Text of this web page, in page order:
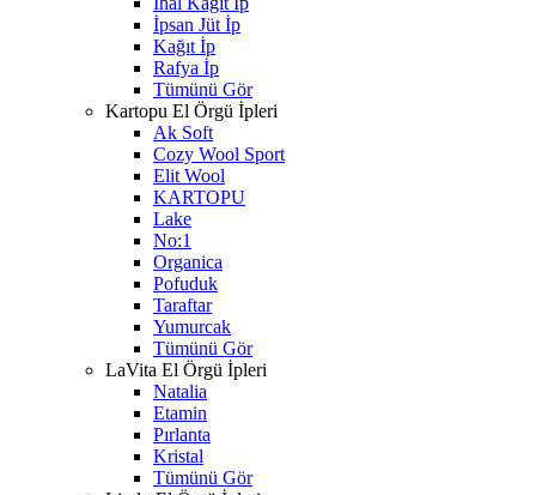
İpsan Jüt İp
Kağıt İp
Rafya İp
Tümünü Gör
Kartopu El Örgü İpleri
Ak Soft
Cozy Wool Sport
Elit Wool
KARTOPU
Lake
No:1
Organica
Pofuduk
Taraftar
Yumurcak
Tümünü Gör
LaVita El Örgü İpleri
Natalia
Etamin
Pırlanta
Kristal
Tümünü Gör